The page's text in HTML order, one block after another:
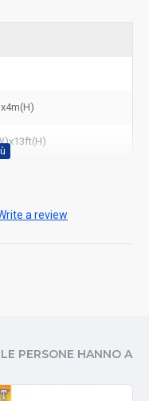
a review
PERSONE HANNO